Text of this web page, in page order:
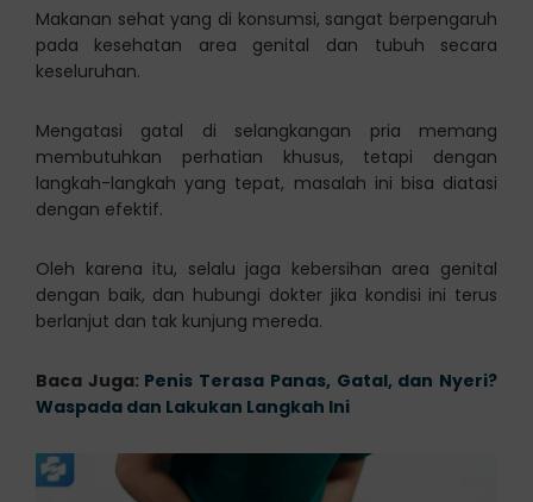
Makanan sehat yang di konsumsi, sangat berpengaruh
pada kesehatan area genital dan tubuh secara
keseluruhan.
Mengatasi gatal di selangkangan pria memang
membutuhkan perhatian khusus, tetapi dengan
langkah-langkah yang tepat, masalah ini bisa diatasi
dengan efektif.
Oleh karena itu, selalu jaga kebersihan area genital
dengan baik, dan hubungi dokter jika kondisi ini terus
berlanjut dan tak kunjung mereda.
Baca Juga: Penis Terasa Panas, Gatal, dan Nyeri?
Waspada dan Lakukan Langkah Ini